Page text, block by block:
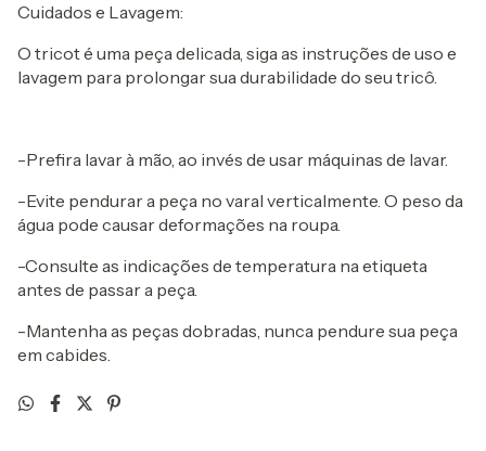
Cuidados e Lavagem:
O tricot é uma peça delicada, siga as instruções de uso e
lavagem para prolongar sua durabilidade do seu tricô.
-Prefira lavar à mão, ao invés de usar máquinas de lavar.
-Evite pendurar a peça no varal verticalmente. O peso da
água pode causar deformações na roupa.
-Consulte as indicações de temperatura na etiqueta
antes de passar a peça.
-Mantenha as peças dobradas, nunca pendure sua peça
em cabides.